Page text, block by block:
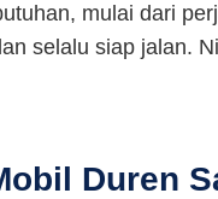
mulai dari
selalu siap jalan.
Duren